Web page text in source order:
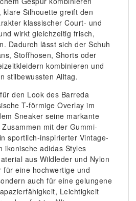
klare Silhouette greift den
klassischer Court- und
wirkt gleichzeitig frisch,
Dadurch lässt sich der Schuh
Stoffhosen, Shorts oder
kombinieren und
stilbewussten Alltag.
den Look des Barreda
T-förmige Overlay im
Sneaker seine markante
mit der Gummi-
sportlich-inspirierter Vintage-
ikonische adidas Styles
aus Wildleder und Nylon
eine hochwertige und
auch für eine gelungene
Leichtigkeit